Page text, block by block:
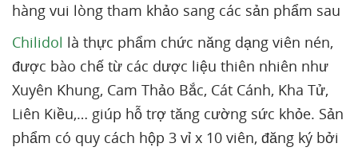
hàng vui lòng tham khảo sang các sản phẩm sau
Chilidol là thực phẩm chức năng dạng viên nén,
được bào chế từ các dược liệu thiên nhiên như
Xuyên Khung, Cam Thảo Bắc, Cát Cánh, Kha Tử,
Liên Kiều,… giúp hỗ trợ tăng cường sức khỏe. Sản
phẩm có quy cách hộp 3 vỉ x 10 viên, đăng ký bởi